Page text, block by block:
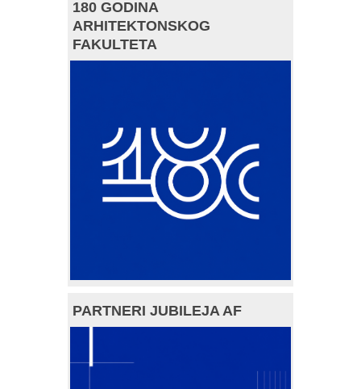
180 GODINA
ARHITEKTONSKOG
FAKULTETA
PARTNERI JUBILEJA AF